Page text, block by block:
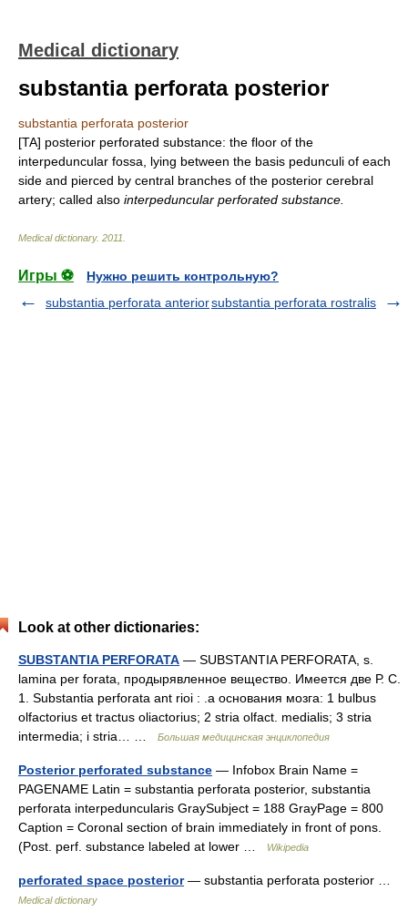
Medical dictionary
substantia perforata posterior
substantia perforata posterior
[TA] posterior perforated substance: the floor of the
interpeduncular fossa, lying between the basis pedunculi of each
side and pierced by central branches of the posterior cerebral
artery; called also interpeduncular perforated substance.
Medical dictionary. 2011
Игры ⚽
Нужно решить контрольную?
substantia perforata anteriorsubstantia perforata rostralis
Look at other dictionaries:
SUBSTANTIA PERFORATA — SUBSTANTIA PERFORATA, s.
lamina per forata, продырявленное вещество. Имеется две Р. С.
1. Substantia perforata ant rioi : .a основания мозга: 1 bulbus
olfactorius et tractus oliactorius; 2 stria olfact. medialis; 3 stria
intermedia; i stria… …
Большая медицинская энциклопедия
Posterior perforated substance — Infobox Brain Name =
PAGENAME Latin = substantia perforata posterior, substantia
perforata interpeduncularis GraySubject = 188 GrayPage = 800
Caption = Coronal section of brain immediately in front of pons.
(Post. perf. substance labeled at lower …
Wikipedia
perforated space posterior— substantia perforata posterior …
Medical dictionary